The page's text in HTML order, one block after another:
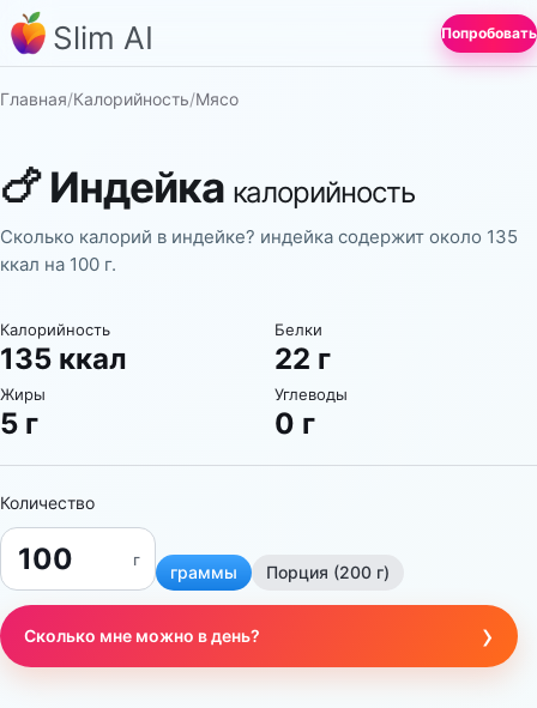
Slim AI Попробовать
Главная/Калорийность/Мясо
🍗Индейка калорийность
Сколько калорий в индейке? индейка содержит около 135
ккал на 100 г.
Калорийность
135 ккал
Белки
22 г
Жиры
5 г
Углеводы
0 г
Количество
г
граммы Порция (200 г)
Сколько мне можно в день? ›